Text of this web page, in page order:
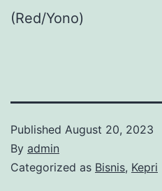
(Red/Yono)
Published August 20, 2023
By admin
Categorized as Bisnis, Kepri